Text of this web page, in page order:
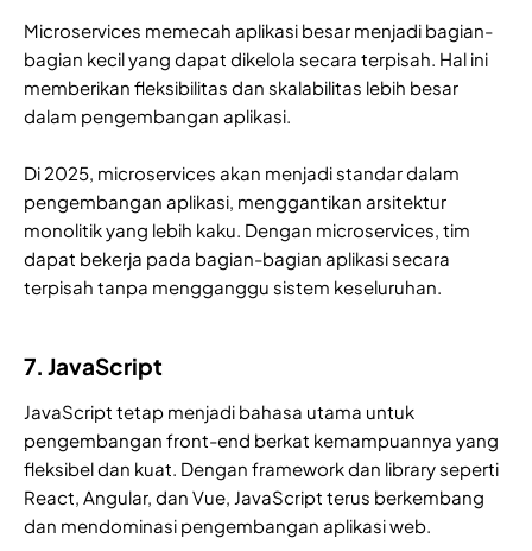
Microservices memecah aplikasi besar menjadi bagian-
bagian kecil yang dapat dikelola secara terpisah. Hal ini
memberikan fleksibilitas dan skalabilitas lebih besar
dalam pengembangan aplikasi.
Di 2025, microservices akan menjadi standar dalam
pengembangan aplikasi, menggantikan arsitektur
monolitik yang lebih kaku. Dengan microservices, tim
dapat bekerja pada bagian-bagian aplikasi secara
terpisah tanpa mengganggu sistem keseluruhan.
7. JavaScript
JavaScript tetap menjadi bahasa utama untuk
pengembangan front-end berkat kemampuannya yang
fleksibel dan kuat. Dengan framework dan library seperti
React, Angular, dan Vue, JavaScript terus berkembang
dan mendominasi pengembangan aplikasi web.